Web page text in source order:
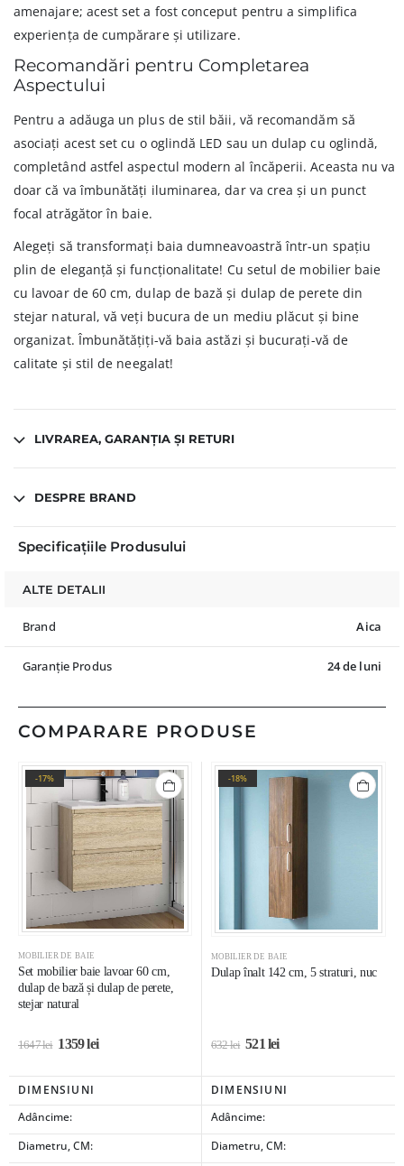
amenajare; acest set a fost conceput pentru a simplifica
experiența de cumpărare și utilizare.
Recomandări pentru Completarea
Aspectului
Pentru a adăuga un plus de stil băii, vă recomandăm să
asociați acest set cu o oglindă LED sau un dulap cu oglindă,
completând astfel aspectul modern al încăperii. Aceasta nu va
doar că va îmbunătăți iluminarea, dar va crea și un punct
focal atrăgător în baie.
Alegeți să transformați baia dumneavoastră într-un spațiu
plin de eleganță și funcționalitate! Cu setul de mobilier baie
cu lavoar de 60 cm, dulap de bază și dulap de perete din
stejar natural, vă veți bucura de un mediu plăcut și bine
organizat. Îmbunătățiți-vă baia astăzi și bucurați-vă de
calitate și stil de neegalat!
LIVRAREA, GARANȚIA ȘI RETURI
DESPRE BRAND
Specificațiile Produsului
ALTE DETALII
Brand Aica
Garanție Produs 24 de luni
COMPARARE PRODUSE
-17%
MOBILIER DE BAIE
Set mobilier baie lavoar 60 cm,
dulap de bază și dulap de perete,
stejar natural
1647lei 1359lei
-18%
MOBILIER DE BAIE
Dulap înalt 142 cm, 5 straturi, nuc
632lei 521lei
DIMENSIUNI
DIMENSIUNI
Adâncime:
Adâncime:
Diametru, CM:
Diametru, CM: